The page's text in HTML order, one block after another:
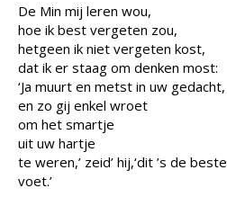
De Min mij leren wou,
hoe ik best vergeten zou,
hetgeen ik niet vergeten kost,
dat ik er staag om denken most:
‘Ja muurt en metst in uw gedacht,
en zo gij enkel wroet
om het smartje
uit uw hartje
te weren,’ zeid’ hij,‘dit ’s de beste
voet.’